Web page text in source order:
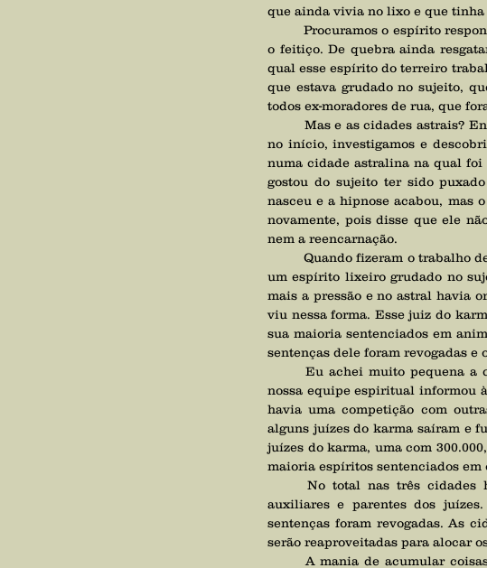
que ainda vivia no lixo e que
	Procuramos o espírito responsável pelo trabalho de magia no terreiro, o obliviamos e desmanchamos
o feitiço. De quebra ainda
qual esse espírito do terreiro
que estava grudado no sujeito,
todos ex-moradores de rua, que
no início, investigamos e
numa cidade astralina na qual
gostou do sujeito ter sido
nasceu e a hipnose acabou, mas
novamente, pois disse que ele
nem a reencarnação.
	Quando fizeram o trabalho de magia contra o sujeito a situação se tornou favorável ao juiz, pois tinha
um espírito lixeiro grudado no
mais a pressão e no astral havia
viu nessa forma. Esse juiz do
sua maioria sentenciados em
sentenças dele foram revogadas e
nossa equipe espiritual informou
havia uma competição com
alguns juízes do karma saíram e
juízes do karma, uma com
maioria espíritos sentenciados em
auxiliares e parentes dos
sentenças foram revogadas. As
serão reaproveitadas para alocar